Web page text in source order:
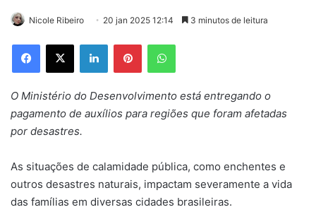
Nicole Ribeiro 20 jan 2025 12:14 3 minutos de leitura
Facebook
X LinkedinPinterestWhatsApp
O Ministério do Desenvolvimento está entregando o
pagamento de auxílios para regiões que foram afetadas
por desastres.
As situações de calamidade pública, como enchentes e
outros desastres naturais, impactam severamente a vida
das famílias em diversas cidades brasileiras.